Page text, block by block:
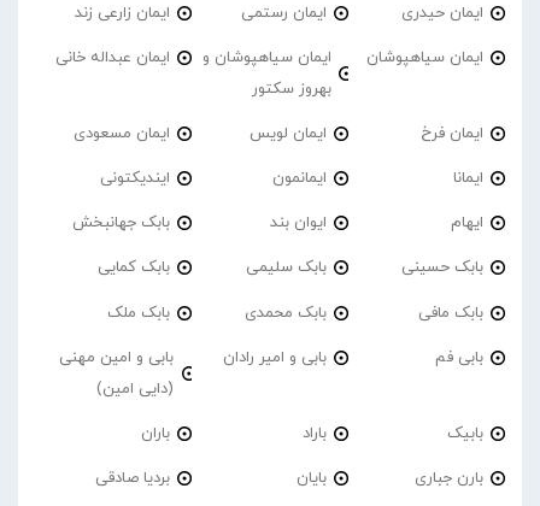
ایمان حیدری ایمان رستمی ایمان زارعی زند
ایمان سیاهپوشان
ایمان سیاهپوشان و
بهروز سکتور
ایمان عبداله خانی
ایمان فرخ ایمان لویس ایمان مسعودی
ایمانا ایمانمون ایندیکتونی
ایهام ایوان بند بابک جهانبخش
بابک حسینی بابک سلیمی بابک کمایی
بابک مافی بابک محمدی بابک ملک
بابی فم بابی و امیر رادان
بابی و امین مهنی
(دایی امین)
بابیک باراد باران
بارن جباری بایان بردیا صادقی